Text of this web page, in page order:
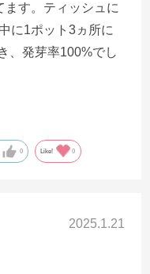
す。ティッシュに
に1ポット3ヵ所に
、発芽率100%でし
0 Like! 0
2025.1.21